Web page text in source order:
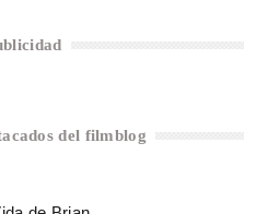
del filmblog